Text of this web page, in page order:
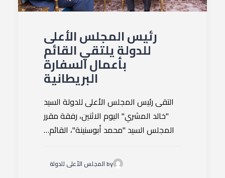
رئيس المجلس الأعلى
للدولة يلتقي القائم
بأعمال السفارة
البريطانية
التقى رئيس المجلس الأعلى للدولة السيد
"خالد المشري" اليوم الاثنين، رفقة مقرر
المجلس السيد "محمد أبوسنينة"، القائم…
by المجلس الأعلى للدولة